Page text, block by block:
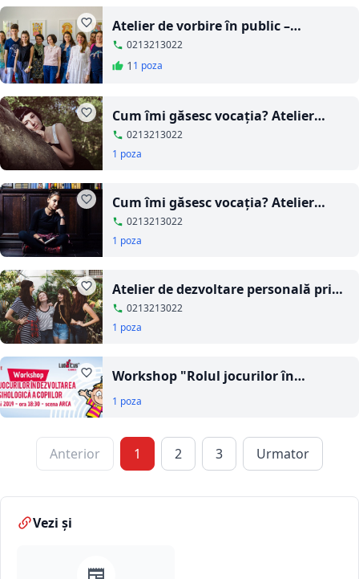
Atelier de vorbire în public –
Secretele unei prezentări de succes
0213213022
1 1 poza
Cum îmi găsesc vocaţia? Atelier
pentru liceeni
0213213022
1 poza
Cum îmi găsesc vocaţia? Atelier
pentru liceeni
0213213022
1 poza
Atelier de dezvoltare personală prin
teatru pentru liceeni
0213213022
1 poza
Workshop "Rolul jocurilor în
dezvoltarea psihologică a copiilor"
1 poza
Anterior 1 2 3 Urmator
Vezi și